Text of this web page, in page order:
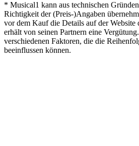
* Musical1 kann aus technischen
Richtigkeit der (Preis-)Angaben
vor dem Kauf die Details auf der Website
erhält von seinen Partnern eine
verschiedenen Faktoren, die die
beeinflussen können.